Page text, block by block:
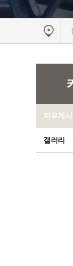
자유게
갤러리